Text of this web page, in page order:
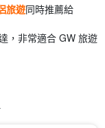
旅遊同時推薦給
，非常適合 GW 旅遊